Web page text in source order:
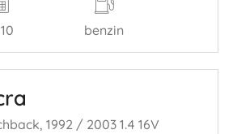
benzin
1992 / 2003 1.4 16V